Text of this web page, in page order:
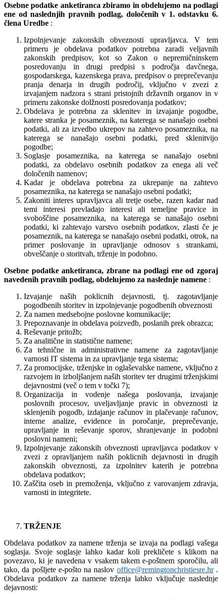
Osebne podatke anketiranca zbiramo in obdelujemo na podlagi
ene od naslednjih pravnih podlag, določenih v 1. odstavku 6.
člena Uredbe :
Izpolnjevanje zakonskih obveznosti upravljavca. V tem
primeru je obdelava podatkov potrebna zaradi veljavnih
zakonskih predpisov, kot so Zakon o nepremičninskem
posredovanju in drugi predpisi s področja davčnega,
gospodarskega, kazenskega prava, predpisov o preprečevanju
pranja denarja in drugih področij, vključno v zvezi z
izvajanjem nadzora s strani pristojnih državnih organov in v
primeru zakonske dolžnosti posredovanja podatkov;
Obdelava je potrebna za sklenitev in izvajanje pogodbe,
katere stranka je posameznik, na katerega se nanašajo osebni
podatki, ali za izvedbo ukrepov na zahtevo posameznika, na
katerega se nanašajo osebni podatki, pred sklenitvijo
pogodbe;
Soglasje posameznika, na katerega se nanašajo osebni
podatki, za obdelavo osebnih podatkov za enega ali več
določenih namenov;
Kadar je obdelava potrebna za ukrepanje na zahtevo
posameznika, na katerega se nanašajo osebni podatki;
Zakoniti interes upravljavca ali tretje osebe, razen kadar nad
temi interesi prevladajo interesi ali temeljne pravice in
svoboščine posameznika, na katerega se nanašajo osebni
podatki, ki zahtevajo varstvo osebnih podatkov, zlasti če je
posameznik, na katerega se nanašajo osebni podatki, otrok, na
primer poslovanje in upravljanje odnosov s strankami,
obveščanje o storitvah, trženje in podobno.
Osebne podatke anketiranca, zbrane na podlagi ene od zgoraj
navedenih pravnih podlag, obdelujemo za naslednje namene :
Izvajanje naših poklicnih dejavnosti, tj. zagotavljanje
pogodbenih storitev in izpolnjevanje pogodbenih obveznosti
Za namen medsebojne poslovne komunikacije;
Prepoznavanje in obdelava poizvedb, poslanih prek obrazca;
Reševanje pritožb;
Za analitične in statistične namene;
Za tehnične in administrativne namene za zagotavljanje
varnosti IT sistema in za upravljanje tega sistema;
Za promocijske, trženjske in oglaševalske namene, vključno z
razvojem in izboljšanjem naših storitev ter drugimi trženjskimi
dejavnostmi (več o tem v točki 7);
Organizacija in vodenje našega poslovanja, izvajanje
poslovnih procesov, uveljavljanje pravic in obveznosti iz
sklenjenih pogodb, izdajanje računov in plačevanje računov,
interne analize, evidence in poročanje, preprečevanje,
upravljanje in reševanje sporov, shranjevanje in podobni
poslovni nameni;
Izpolnjevanje zakonskih obveznosti upravljavca podatkov v
zvezi z opravljanjem naših poklicnih dejavnosti in drugih
zakonskih obveznosti, za izpolnitev katerih je potrebna
obdelava podatkov;
Zaščita oseb in premoženja, vključno z varovanjem zdravja,
varnosti in integritete.
TRŽENJE
Obdelava podatkov za namene trženja se izvaja na podlagi vašega
soglasja. Svoje soglasje lahko kadar koli prekličete s klikom na
povezavo, ki je navedena v vsakem takem e-poštnem sporočilu, ali
tako, da pošljete e-pošto na naslov office@remingtonchristiesre.hr.
Obdelava podatkov za namene trženja lahko vključuje naslednje
dejavnosti: